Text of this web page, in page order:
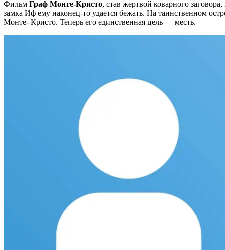
Фильм Граф Монте-Кристо, став жертвой коварного
замка Иф ему наконец-то удается бежать. На таинственном
Монте- Кристо. Теперь его единственная цель — месть.